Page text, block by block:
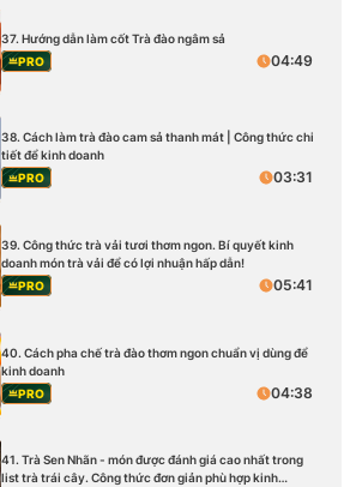
37. Hướng dẫn làm cốt Trà đào ngâm sả
PRO
04:49
38. Cách làm trà đào cam sả thanh mát | Công thức chi
tiết để kinh doanh
PRO
03:31
39. Công thức trà vải tươi thơm ngon. Bí quyết kinh
doanh món trà vải để có lợi nhuận hấp dẫn!
PRO
05:41
40. Cách pha chế trà đào thơm ngon chuẩn vị dùng để
kinh doanh
PRO
04:38
41. Trà Sen Nhãn - món được đánh giá cao nhất trong
list trà trái cây. Công thức đơn giản phù hợp kinh